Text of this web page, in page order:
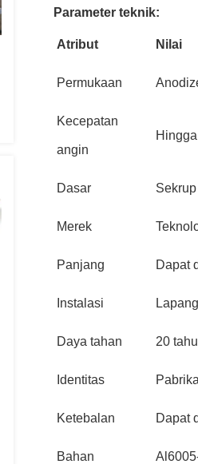
Parameter teknik:
Atribut Nilai
Permukaan
Kecepatan
angin
Dasar
Merek
Panjang Dapat
Instalasi
Daya tahan 20
Identitas
Ketebalan Dapat
Bahan